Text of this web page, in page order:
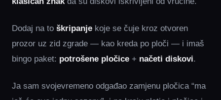
Dodaj na to škripanje koje se čuje kroz otvoren
prozor uz zid zgrade — kao kreda po ploči — i imaš
bingo paket: potrošene pločice + načeti diskovi.
Ja sam svojevremeno odgađao zamjenu pločica “ma